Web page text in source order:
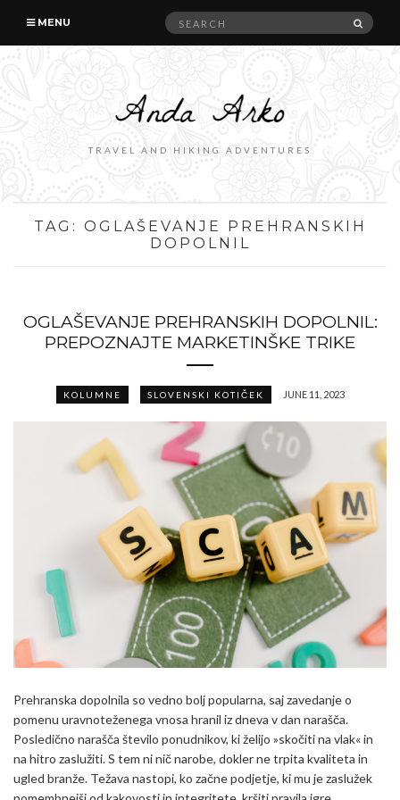
MENU
Search
TRAVEL AND HIKING ADVENTURES
TAG: OGLAŠEVANJE PREHRANSKIH
DOPOLNIL
OGLAŠEVANJE PREHRANSKIH DOPOLNIL:
PREPOZNAJTE MARKETINŠKE TRIKE
KOLUMNE SLOVENSKI KOTIČEK JUNE 11, 2023
Prehranska dopolnila so vedno bolj popularna, saj zavedanje o
pomenu uravnoteženega vnosa hranil iz dneva v dan narašča.
Posledično narašča število ponudnikov, ki želijo »skočiti na vlak« in
na hitro zaslužiti. S tem ni nič narobe, dokler ne trpita kvaliteta in
ugled branže. Težava nastopi, ko začne podjetje, ki mu je zaslužek